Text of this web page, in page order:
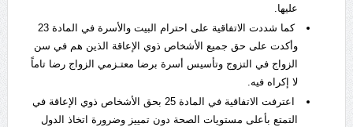
عليها.
كما شددت الاتفاقية على احترام البيت والأسرة في المادة 23
وأكدت على حق جميع الأشخاص ذوي الإعاقة الذين هم في سن
الزواج في التزوج وتأسيس أسرة برضا معتـزمي الزواج رضا تاماً
لا إكراه فيه.
اعترفت الاتفاقية في المادة 25 بحق الأشخاص ذوي الإعاقة في
التمتع بأعلى مستويات الصحة دون تمييز وضرورة اتخاذ الدول